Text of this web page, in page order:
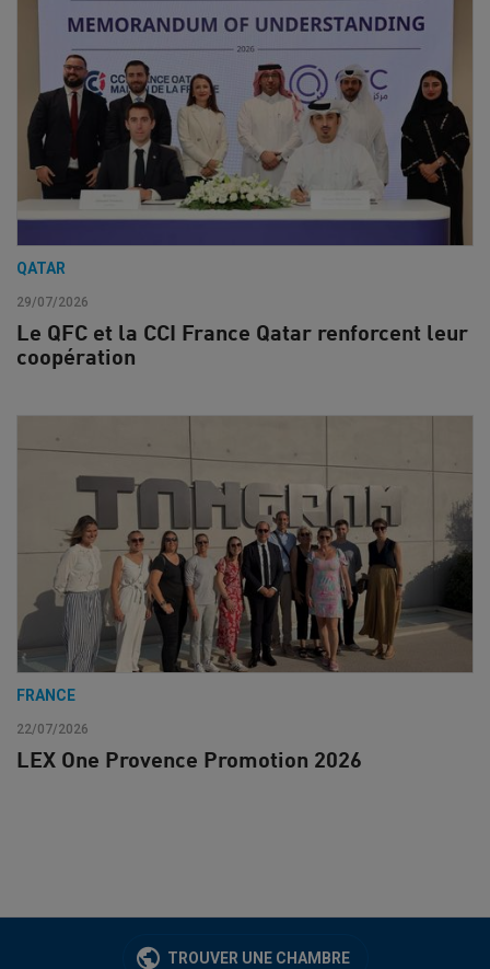
QATAR
29/07/2026
Le QFC et la CCI France Qatar renforcent leur
coopération
FRANCE
22/07/2026
LEX One Provence Promotion 2026
TROUVER UNE CHAMBRE